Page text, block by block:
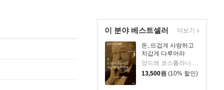
이 분야 베스트셀러
돈, 뜨겁게 사랑하고
차갑게 다루어라
앙드레 코스톨라니 저/한윤진 역
13,500원 (10% 할인)
더보기